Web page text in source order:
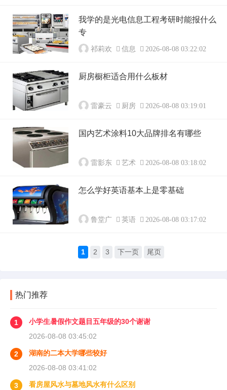
我学的是光电信息工程考研时能报什么
专
祁莉欢 信息 2026-08-08 03:22:02
厨房橱柜适合用什么板材
雷豪云 厨房 2026-08-08 03:19:01
国内艺术涂料10大品牌排名有哪些
雷影东 艺术 2026-08-08 03:18:02
怎么学好英语基本上是零基础
鲁堂广 英语 2026-08-08 03:17:02
1 2 3 下一页 尾页
热门推荐
1
小学生暑假作文题目五年级的30个谢谢
2026-08-08 03:45:02
2
湖南的二本大学哪些较好
2026-08-08 03:41:02
3
看房屋风水与墓地风水有什么区别